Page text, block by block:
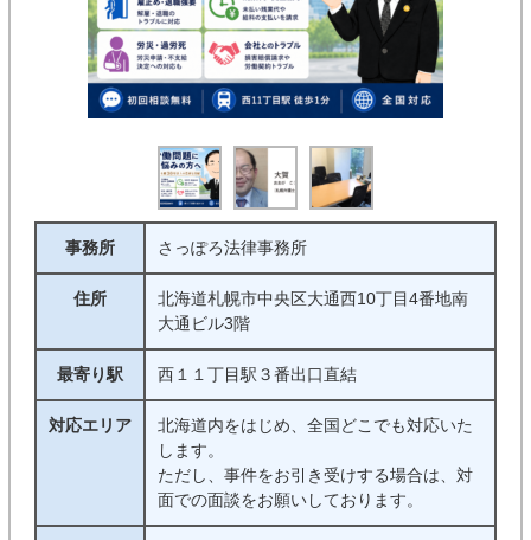
事務所 さっぽろ法律事務所
住所
北海道札幌市中央区大通西10丁目4番地南
大通ビル3階
最寄り駅 西１１丁目駅３番出口直結
対応エリア
北海道内をはじめ、全国どこでも対応いた
します。
ただし、事件をお引き受けする場合は、対
面での面談をお願いしております。